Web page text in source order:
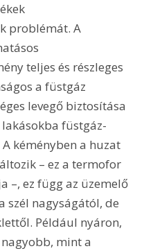
problémát. A
teljes és részleges
a füstgáz
levegő biztosítása
füstgáz-
kéményben a huzat
– ez a termofor
–, ez függ az üzemelő
szél nagyságától, de
Például nyáron,
mint a